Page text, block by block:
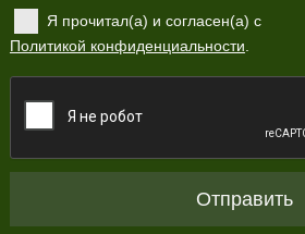
Я прочитал(а) и согласен(а) с
Политикой конфиденциальности.
Отправить